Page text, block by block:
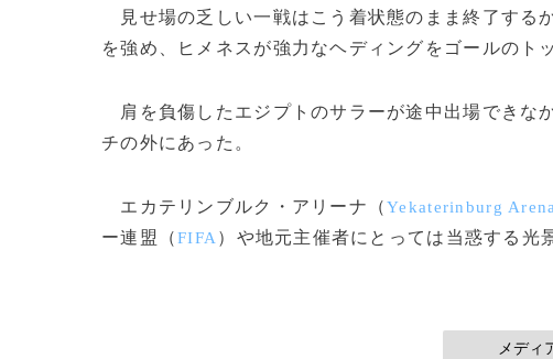
見せ場の乏しい一戦はこう着状態のまま終了する
を強め、ヒメネスが強力なヘディングをゴールのト
肩を負傷したエジプトのサラーが途中出場できな
チの外にあった。
エカテリンブルク・アリーナ（Yekaterinburg Arena
ー連盟（FIFA ）や地元主催者にとっては当惑する光
メディ